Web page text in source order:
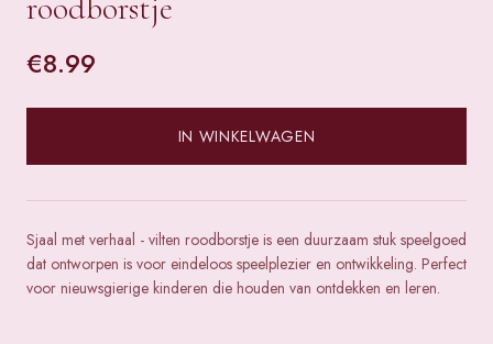
roodborstje
€8.99
IN WINKELWAGEN
Sjaal met verhaal - vilten roodborstje is een duurzaam stuk speelgoed
dat ontworpen is voor eindeloos speelplezier en ontwikkeling. Perfect
voor nieuwsgierige kinderen die houden van ontdekken en leren.